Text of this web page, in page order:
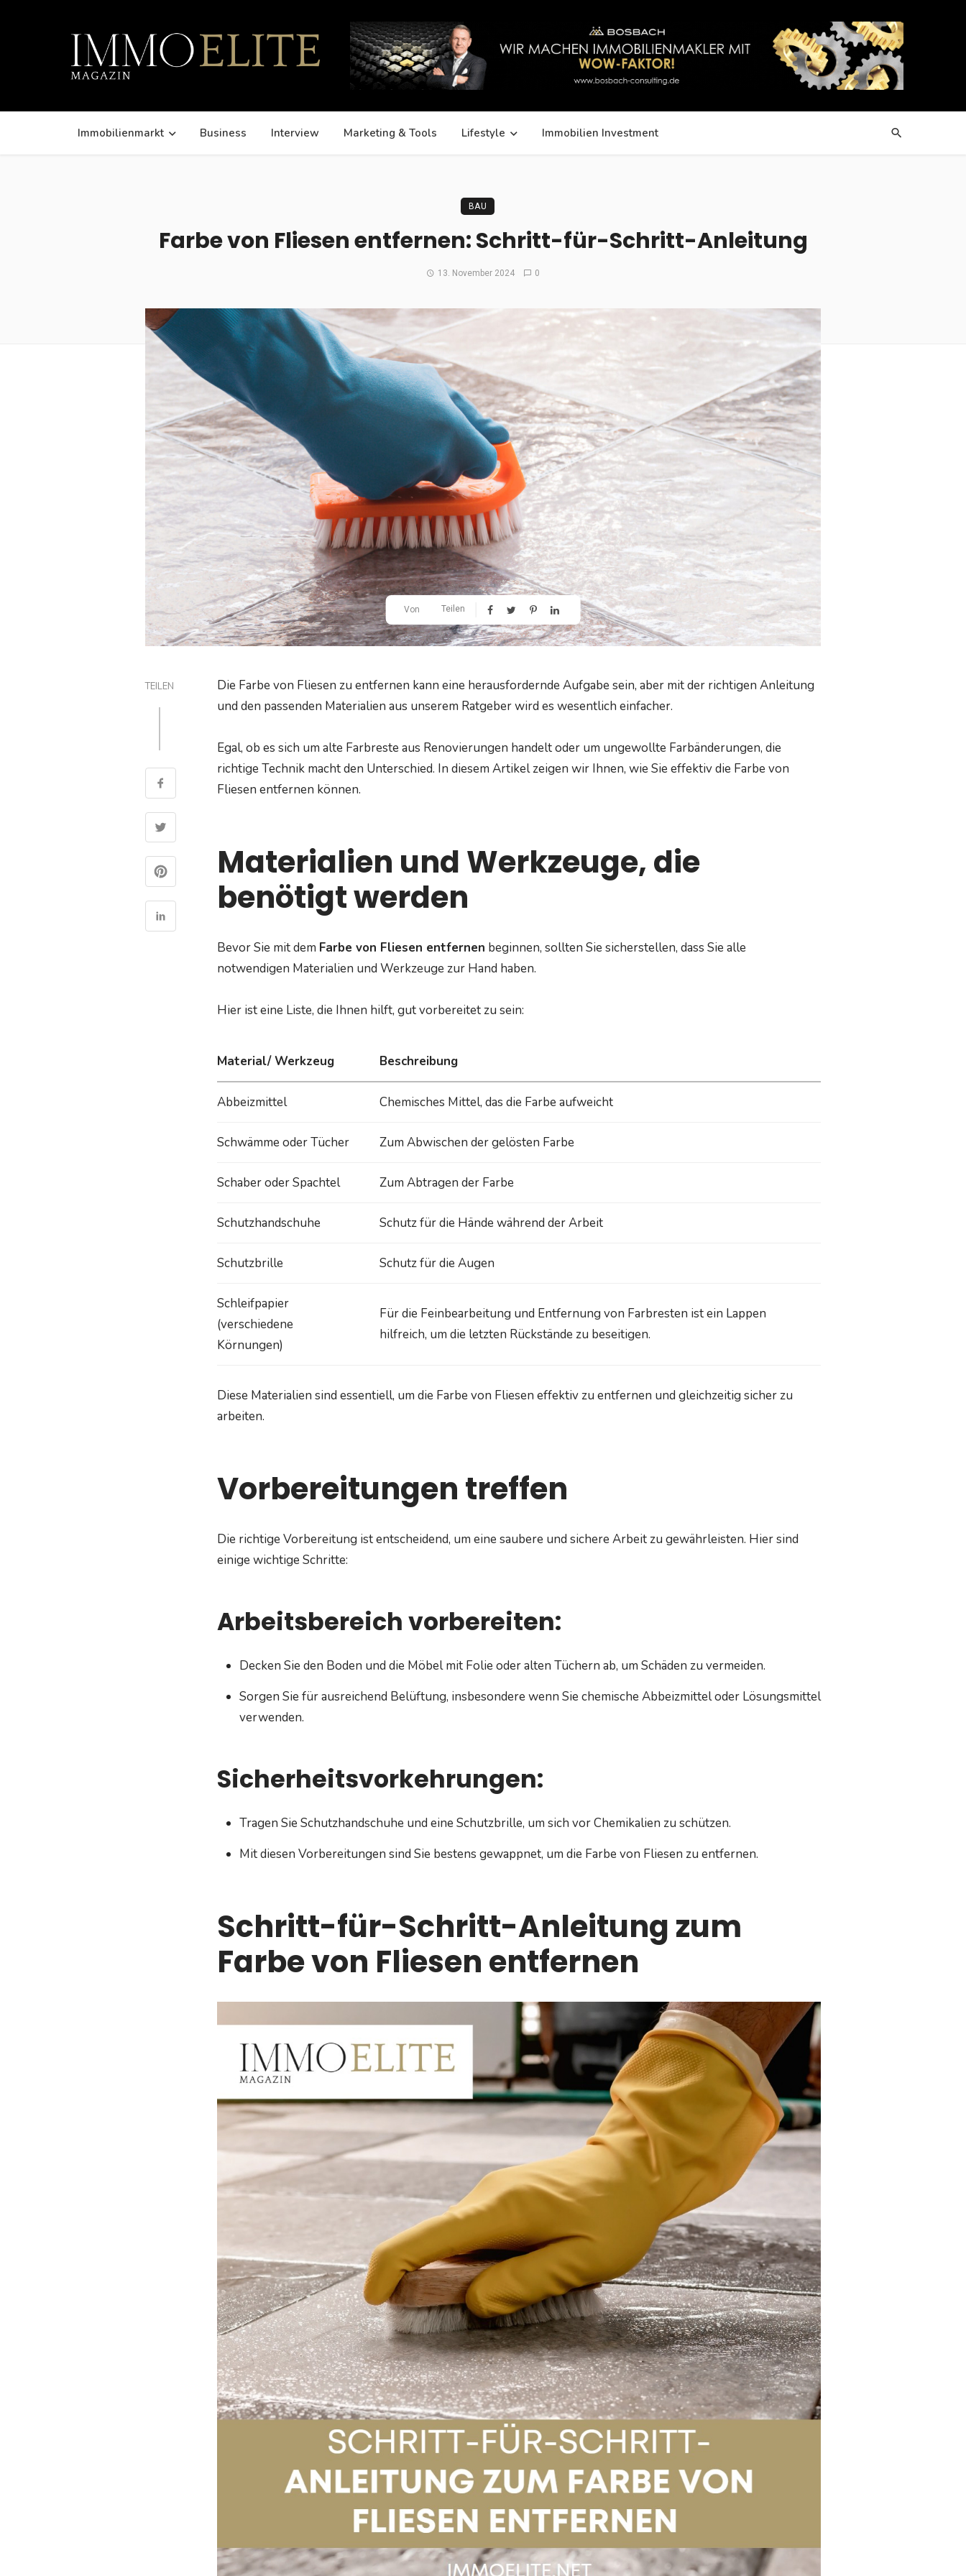
Immobilienmarkt Business Interview Marketing & Tools Lifestyle Immobilien Investment
BAU
Farbe von Fliesen entfernen: Schritt-für-Schritt-Anleitung
13. November 2024 0
Von Teilen
TEILEN
Die Farbe von Fliesen zu entfernen kann eine herausfordernde Aufgabe sein, aber mit der richtigen Anleitung
und den passenden Materialien aus unserem Ratgeber wird es wesentlich einfacher.
Egal, ob es sich um alte Farbreste aus Renovierungen handelt oder um ungewollte Farbänderungen, die
richtige Technik macht den Unterschied. In diesem Artikel zeigen wir Ihnen, wie Sie effektiv die Farbe von
Fliesen entfernen können.
Materialien und Werkzeuge, die
benötigt werden
Bevor Sie mit dem Farbe von Fliesen entfernen beginnen, sollten Sie sicherstellen, dass Sie alle
notwendigen Materialien und Werkzeuge zur Hand haben.
Hier ist eine Liste, die Ihnen hilft, gut vorbereitet zu sein:
Material/ Werkzeug Beschreibung
Abbeizmittel Chemisches Mittel, das die Farbe aufweicht
Schwämme oder Tücher Zum Abwischen der gelösten Farbe
Schaber oder Spachtel Zum Abtragen der Farbe
Schutzhandschuhe Schutz für die Hände während der Arbeit
Schutzbrille Schutz für die Augen
Schleifpapier
(verschiedene
Körnungen)
Für die Feinbearbeitung und Entfernung von Farbresten ist ein Lappen
hilfreich, um die letzten Rückstände zu beseitigen.
Diese Materialien sind essentiell, um die Farbe von Fliesen effektiv zu entfernen und gleichzeitig sicher zu
arbeiten.
Vorbereitungen treffen
Die richtige Vorbereitung ist entscheidend, um eine saubere und sichere Arbeit zu gewährleisten. Hier sind
einige wichtige Schritte:
Arbeitsbereich vorbereiten:
Decken Sie den Boden und die Möbel mit Folie oder alten Tüchern ab, um Schäden zu vermeiden.
Sorgen Sie für ausreichend Belüftung, insbesondere wenn Sie chemische Abbeizmittel oder Lösungsmittel
verwenden.
Sicherheitsvorkehrungen:
Tragen Sie Schutzhandschuhe und eine Schutzbrille, um sich vor Chemikalien zu schützen.
Mit diesen Vorbereitungen sind Sie bestens gewappnet, um die Farbe von Fliesen zu entfernen.
Schritt-für-Schritt-Anleitung zum
Farbe von Fliesen entfernen